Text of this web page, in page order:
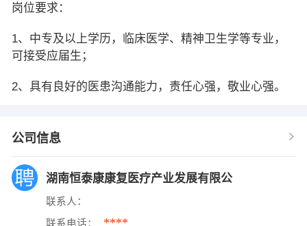
岗位要求：
1、中专及以上学历，临床医学、精神卫生学等专业，
可接受应届生；
2、具有良好的医患沟通能力，责任心强，敬业心强。
公司信息
湖南恒泰康康复医疗产业发展有限公
联系人：
联系电话： ****